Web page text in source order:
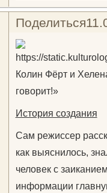
Поделиться
Колин Фёрт и
говорит!»
История создания
Сам режиссер
как выяснилось,
человек с
информации